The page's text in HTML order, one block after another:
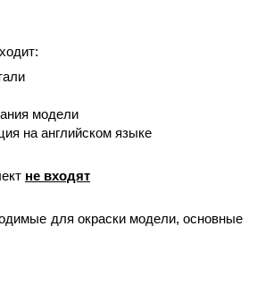
модели
на английском языке
не входят
для окраски модели, основные